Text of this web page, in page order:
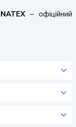
– офіційний